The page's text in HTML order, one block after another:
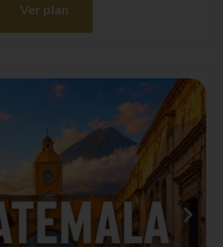
Ver plan